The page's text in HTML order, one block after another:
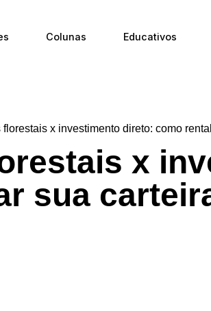
Colunas Educativos
florestais x investimento direto: como
x
sua